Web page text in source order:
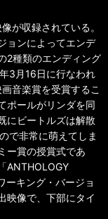
が収録されている。
ョンによってエンデ
2種類のエンディング
3月16日に行なわれ
音楽賞を受賞するこ
ポールがリンダを同
にビートルズは解散
で非常に萌えてしま
ー賞の授賞式であ
ANTHOLOGY
ーキング・バージョ
映像で、下部にタイ